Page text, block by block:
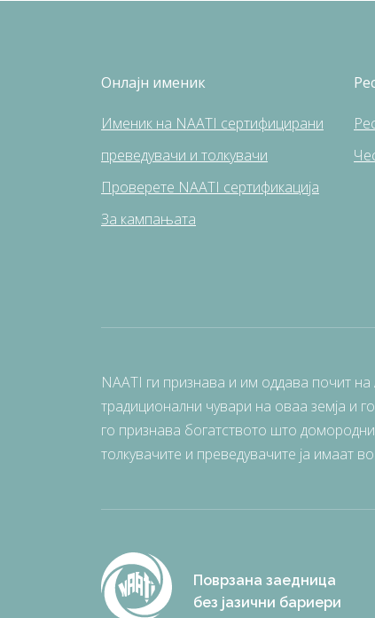
Онлајн именик
Именик на NAATI сертифицирани
преведувачи и толкувачи
Проверете NAATI сертификација
За кампањата
NAATI ги признава и им оддава почит
традиционални чувари на оваа земја и
го признава богатството што
толкувачите и преведувачите ја имаат
Поврзана заедница
без јазични бариери